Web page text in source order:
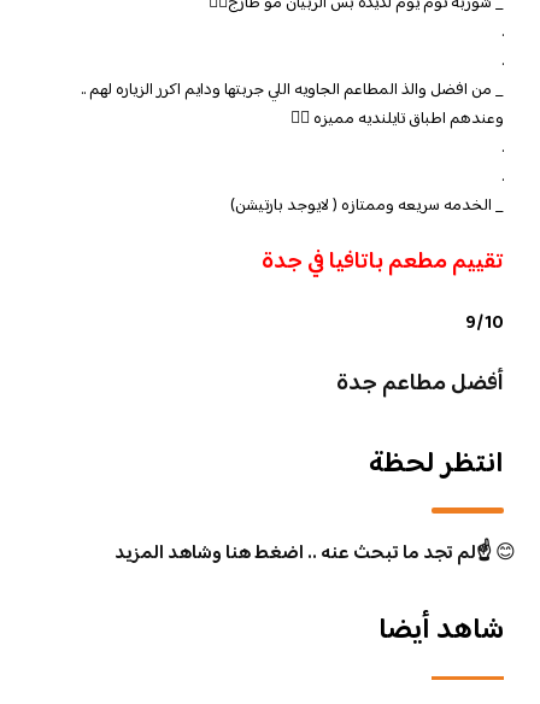
.
.
_ من افضل والذ المطاعم الجاويه اللي جربتها ودايم اكرر الزياره لهم ..
وعندهم اطباق تايلنديه مميزه 👌🏻
.
.
_ الخدمه سريعه وممتازه ( لايوجد بارتيشن)
تقييم مطعم باتافيا في جدة
9/10
أفضل مطاعم جدة
انتظر لحظة
😊☝️لم تجد ما تبحث عنه .. اضغط هنا وشاهد المزيد
شاهد أيضا